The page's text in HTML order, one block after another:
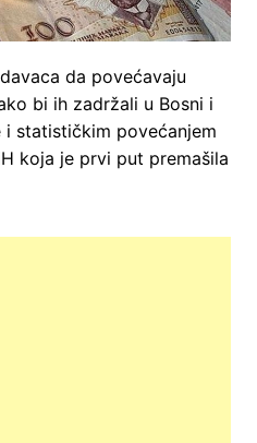
da povećavaju
bi ih zadržali u Bosni i
statističkim povećanjem
koja je prvi put premašila